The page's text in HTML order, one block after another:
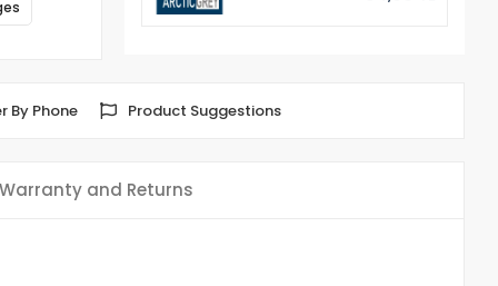
By Phone Product Suggestions
Warranty and Returns